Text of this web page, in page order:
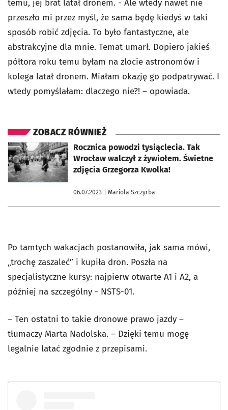
temu, jej brat latał dronem. - Ale wtedy nawet nie
przeszło mi przez myśl, że sama będę kiedyś w taki
sposób robić zdjęcia. To było fantastyczne, ale
abstrakcyjne dla mnie. Temat umarł. Dopiero jakieś
półtora roku temu byłam na zlocie astronomów i
kolega latał dronem. Miałam okazję go podpatrywać. I
wtedy pomyślałam: dlaczego nie?! – opowiada.
ZOBACZ RÓWNIEŻ
Rocznica powodzi tysiąclecia. Tak
Wrocław walczył z żywiołem. Świetne
zdjęcia Grzegorza Kwolka!
06.07.2023 | Mariola Szczyrba
otworzy się w nowej karcie
Po tamtych wakacjach postanowiła, jak sama mówi,
„trochę zaszaleć” i kupiła dron. Poszła na
specjalistyczne kursy: najpierw otwarte A1 i A2, a
później na szczególny - NSTS-01.
– Ten ostatni to takie dronowe prawo jazdy –
tłumaczy Marta Nadolska. – Dzięki temu mogę
legalnie latać zgodnie z przepisami.